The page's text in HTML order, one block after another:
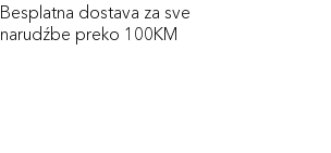
Besplatna dostava za sve
narudźbe preko 100KM